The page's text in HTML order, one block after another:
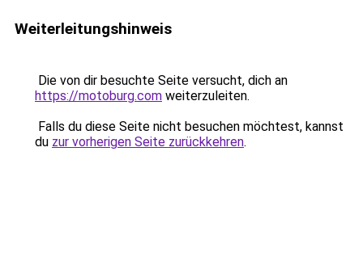
Weiterleitungshinweis
Die von dir besuchte Seite versucht, dich an
https://motoburg.com weiterzuleiten.
Falls du diese Seite nicht besuchen möchtest, kannst
du zur vorherigen Seite zurückkehren.